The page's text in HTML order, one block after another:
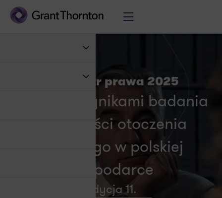
Barometr prawa 2025
Raport z wynikami badania
zmienności otoczenia
prawnego w polskiej
gospodarce
Edycja 11.